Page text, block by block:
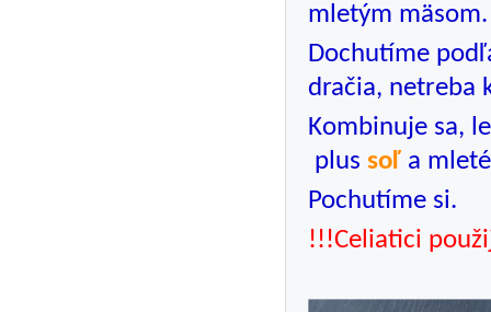
mletým mäsom.
Dochutíme
dračia, netreba
Kombinuje sa,
plus soľ a
Pochutíme si.
!!!Celiatici